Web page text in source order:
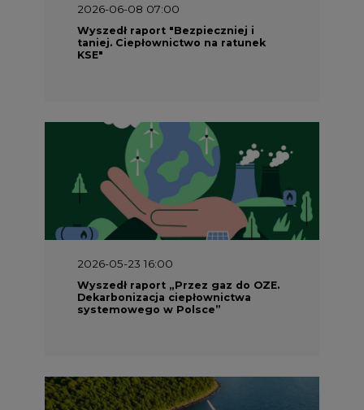
2026-06-08 07:00
Wyszedł raport "Bezpieczniej i
taniej. Ciepłownictwo na ratunek
KSE"
2026-05-23 16:00
Wyszedł raport „Przez gaz do OZE.
Dekarbonizacja ciepłownictwa
systemowego w Polsce”